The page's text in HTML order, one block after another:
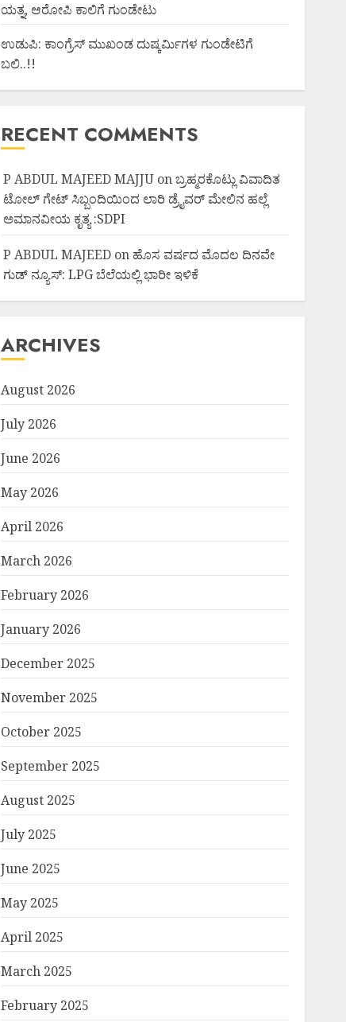
ಯತ್ನ, ಆರೋಪಿ ಕಾಲಿಗೆ ಗುಂಡೇಟು
ಉಡುಪಿ: ಕಾಂಗ್ರೆಸ್ ಮುಖಂಡ ದುಷ್ಕರ್ಮಿಗಳ ಗುಂಡೇಟಿಗೆ
ಬಲಿ..!!
RECENT COMMENTS
P ABDUL MAJEED MAJJUonಬ್ರಹ್ಮರಕೊಟ್ಲು ವಿವಾದಿತ
ಟೋಲ್ ಗೇಟ್ ಸಿಬ್ಬಂದಿಯಿಂದ ಲಾರಿ ಡ್ರೈವರ್ ಮೇಲಿನ ಹಲ್ಲೆ
ಅಮಾನವೀಯ ಕೃತ್ಯ :SDPI
P ABDUL MAJEEDon ಹೊಸ ವರ್ಷದ ಮೊದಲ ದಿನವೇ
ಗುಡ್ ನ್ಯೂಸ್: LPG ಬೆಲೆಯಲ್ಲಿ ಭಾರೀ ಇಳಿಕೆ
ARCHIVES
August 2026
July 2026
June 2026
May 2026
April 2026
March 2026
February 2026
January 2026
December 2025
November 2025
October 2025
September 2025
August 2025
July 2025
June 2025
May 2025
April 2025
March 2025
February 2025